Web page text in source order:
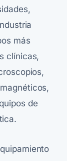
más
clínicas,
de